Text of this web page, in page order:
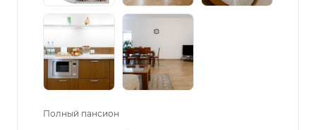
Полный пансион